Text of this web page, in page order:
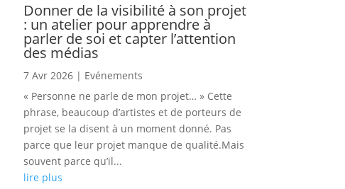
Donner de la visibilité à son projet
: un atelier pour apprendre à
parler de soi et capter l’attention
des médias
7 Avr 2026| Evénements
« Personne ne parle de mon projet… » Cette
phrase, beaucoup d’artistes et de porteurs de
projet se la disent à un moment donné. Pas
parce que leur projet manque de qualité.Mais
souvent parce qu’il...
lire plus